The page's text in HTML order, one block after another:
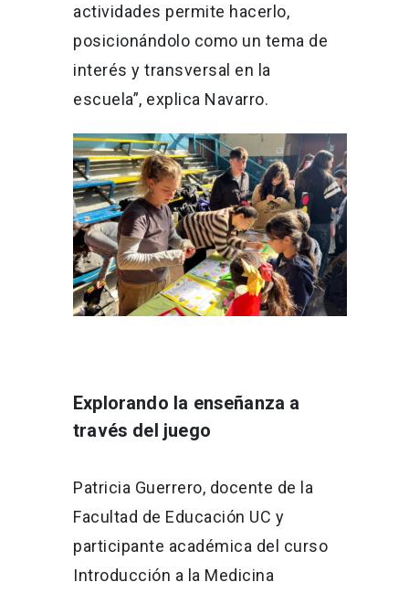
actividades permite hacerlo,
posicionándolo como un tema de
interés y transversal en la
escuela”, explica Navarro.
Explorando la enseñanza a
través del juego
Patricia Guerrero, docente de la
Facultad de Educación UC y
participante académica del curso
Introducción a la Medicina